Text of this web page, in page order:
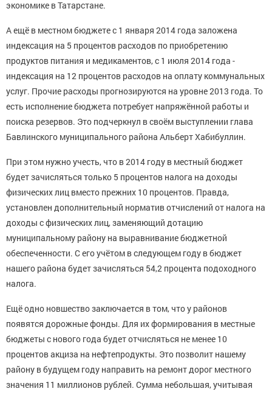
экономике в Татарстане.
А ещё в местном бюджете с 1 января 2014 года заложена
индексация на 5 процентов расходов по приобретению
продуктов питания и медикаментов, с 1 июля 2014 года -
индексация на 12 процентов расходов на оплату коммунальных
услуг. Прочие расходы прогнозируются на уровне 2013 года. То
есть исполнение бюджета потребует напряжённой работы и
поиска резервов. Это подчеркнул в своём выступлении глава
Бавлинского муниципального района Альберт Хабибуллин.
При этом нужно учесть, что в 2014 году в местный бюджет
будет зачисляться только 5 процентов налога на доходы
физических лиц вместо прежних 10 процентов. Правда,
установлен дополнительный норматив отчислений от налога на
доходы с физических лиц, заменяющий дотацию
муниципальному району на выравнивание бюджетной
обеспеченности. С его учётом в следующем году в бюджет
нашего района будет зачисляться 54,2 процента подоходного
налога.
Ещё одно новшество заключается в том, что у районов
появятся дорожные фонды. Для их формирования в местные
бюджеты с нового года будет отчисляться не менее 10
процентов акциза на нефтепродукты. Это позволит нашему
району в будущем году направить на ремонт дорог местного
значения 11 миллионов рублей. Сумма небольшая, учитывая